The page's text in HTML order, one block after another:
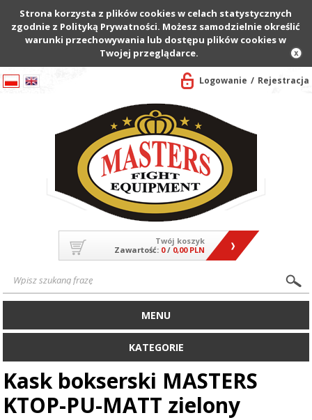
Strona korzysta z plików cookies w celach statystycznych
zgodnie z Polityką Prywatności. Możesz samodzielnie określić
warunki przechowywania lub dostępu plików cookies w
Twojej przeglądarce.
Logowanie Rejestracja
Twój koszyk
Zawartość: 0/ 0,00 PLN
MENU
KATEGORIE
Kask bokserski MASTERS
KTOP-PU-MATT zielony